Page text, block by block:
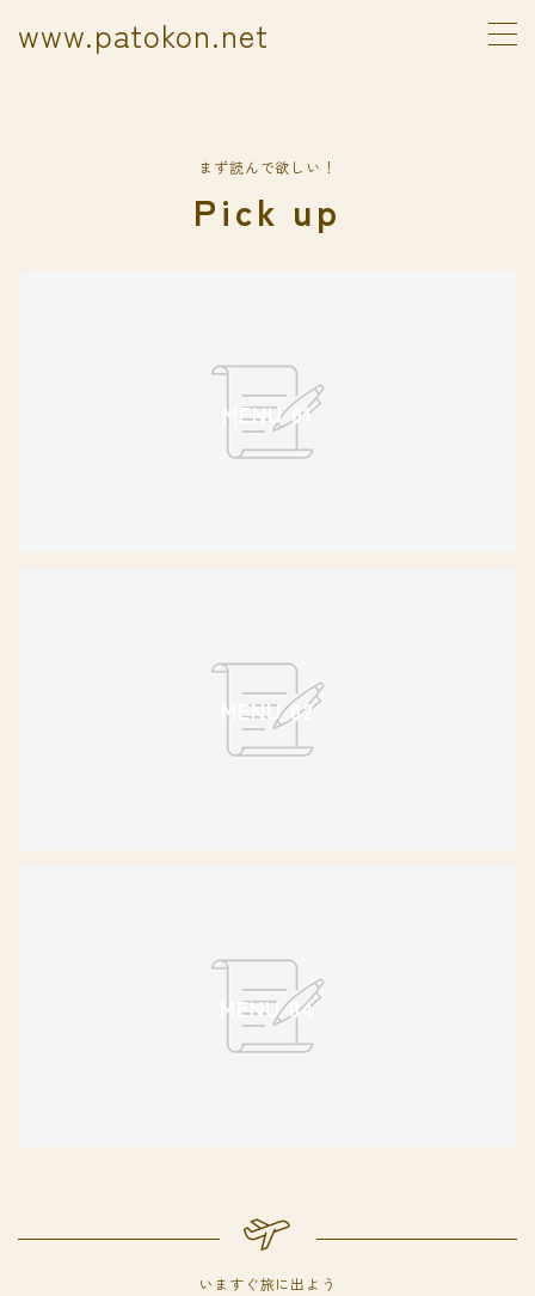
www.patokon.net
デモプリセット記事 Part02
プライバシーポリシー
利用規約／特定商取引法に基づく表記
まず読んで欲しい！
Pick up
MENU 01
MENU 02
MENU 04
いますぐ旅に出よう